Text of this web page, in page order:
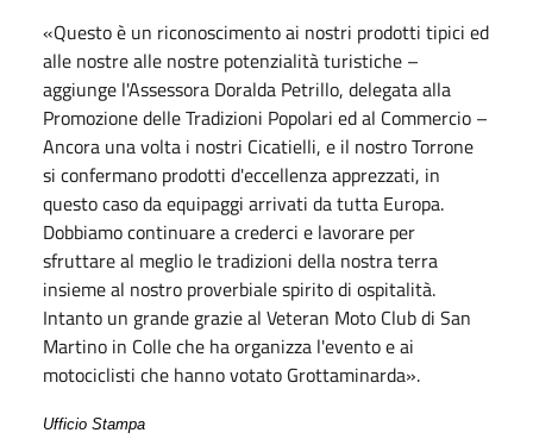
«Questo è un riconoscimento ai nostri prodotti tipici ed
alle nostre alle nostre potenzialità turistiche –
aggiunge l'Assessora Doralda Petrillo, delegata alla
Promozione delle Tradizioni Popolari ed al Commercio –
Ancora una volta i nostri Cicatielli, e il nostro Torrone
si confermano prodotti d'eccellenza apprezzati, in
questo caso da equipaggi arrivati da tutta Europa.
Dobbiamo continuare a crederci e lavorare per
sfruttare al meglio le tradizioni della nostra terra
insieme al nostro proverbiale spirito di ospitalità.
Intanto un grande grazie al Veteran Moto Club di San
Martino in Colle che ha organizza l'evento e ai
motociclisti che hanno votato Grottaminarda».
Ufficio Stampa